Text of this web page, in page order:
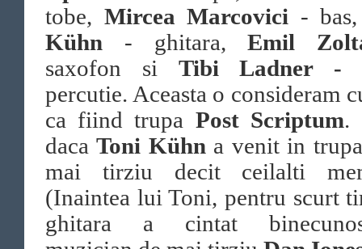
tobe, Mircea Marcovici -
Kühn - ghitara,Emil
saxofon si Tibi Ladner -
percutie. Aceasta o consideram
ca fiind trupa Post Scriptum.
dacaToni Kühn a venit in
mai tirziu decit ceilalti
(Inaintea lui Toni, pentru scurt
ghitara a cintat